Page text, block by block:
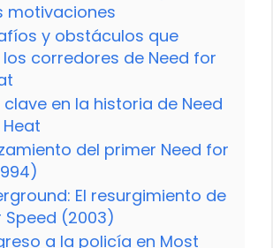
motivaciones
y obstáculos que
corredores de Need for
clave en la historia de Need
del primer Need for
El resurgimiento de
Speed (2003)
a la policía en Most